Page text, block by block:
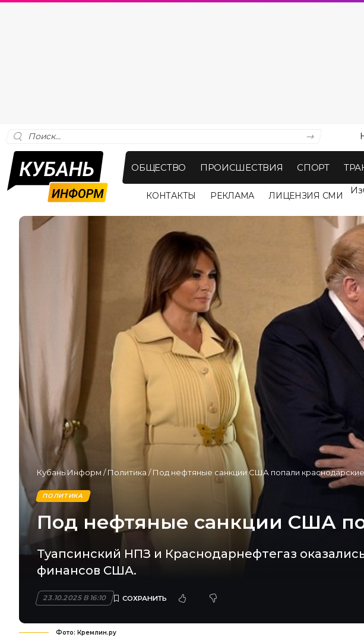
ОБЩЕСТВО ПРОИСШЕСТВИЯ СПОРТ
КОНТАКТЫ РЕКЛАМА ЛИЦЕНЗИЯ СМИ
Кубань Информ /Политика /Под нефтяные санкции США попали
ПОЛИТИКА
Под нефтяные санкции США
Туапсинский НПЗ и Краснодарнефтегаз
финансов США.
23.10.2025 В 16:10
Фото: Кремлин.ру